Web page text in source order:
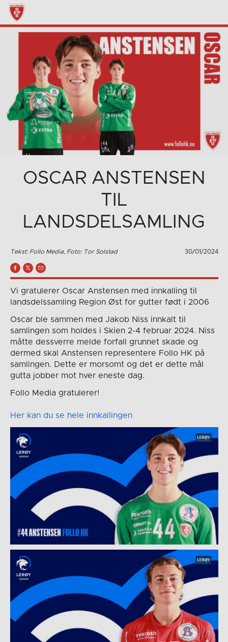
OSCAR ANSTENSEN
TIL
LANDSDELSAMLING
Tekst: Follo Media, Foto: Tor Solstad 30/01/2024
Vi gratulerer Oscar Anstensen med innkalling til
landsdelssamling Region Øst for gutter født i 2006
Oscar ble sammen med Jakob Niss innkalt til
samlingen som holdes i Skien 2-4 februar 2024. Niss
måtte dessverre melde forfall grunnet skade og
dermed skal Anstensen representere Follo HK på
samlingen. Dette er morsomt og det er dette mål
gutta jobber mot hver eneste dag.
Follo Media gratulerer!
Her kan du se hele innkallingen